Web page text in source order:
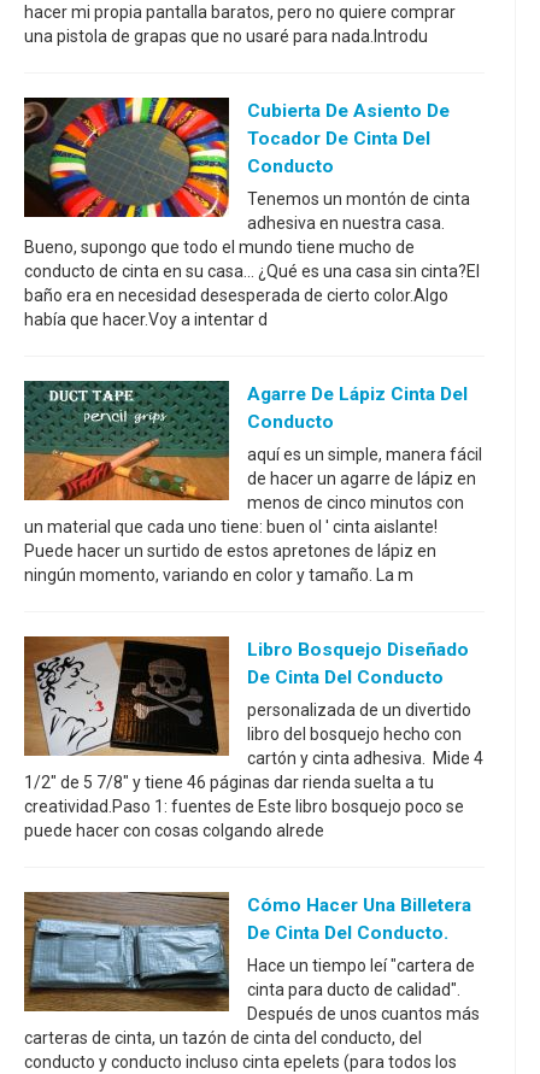
hacer mi propia pantalla baratos, pero no quiere comprar
una pistola de grapas que no usaré para nada.Introdu
Cubierta De Asiento De
Tocador De Cinta Del
Conducto
Tenemos un montón de cinta
adhesiva en nuestra casa.
Bueno, supongo que todo el mundo tiene mucho de
conducto de cinta en su casa... ¿Qué es una casa sin cinta?El
baño era en necesidad desesperada de cierto color.Algo
había que hacer.Voy a intentar d
Agarre De Lápiz Cinta Del
Conducto
aquí es un simple, manera fácil
de hacer un agarre de lápiz en
menos de cinco minutos con
un material que cada uno tiene: buen ol ' cinta aislante!
Puede hacer un surtido de estos apretones de lápiz en
ningún momento, variando en color y tamaño. La m
Libro Bosquejo Diseñado
De Cinta Del Conducto
personalizada de un divertido
libro del bosquejo hecho con
cartón y cinta adhesiva. Mide 4
1/2" de 5 7/8" y tiene 46 páginas dar rienda suelta a tu
creatividad.Paso 1: fuentes de Este libro bosquejo poco se
puede hacer con cosas colgando alrede
Cómo Hacer Una Billetera
De Cinta Del Conducto.
Hace un tiempo leí "cartera de
cinta para ducto de calidad".
Después de unos cuantos más
carteras de cinta, un tazón de cinta del conducto, del
conducto y conducto incluso cinta epelets (para todos los